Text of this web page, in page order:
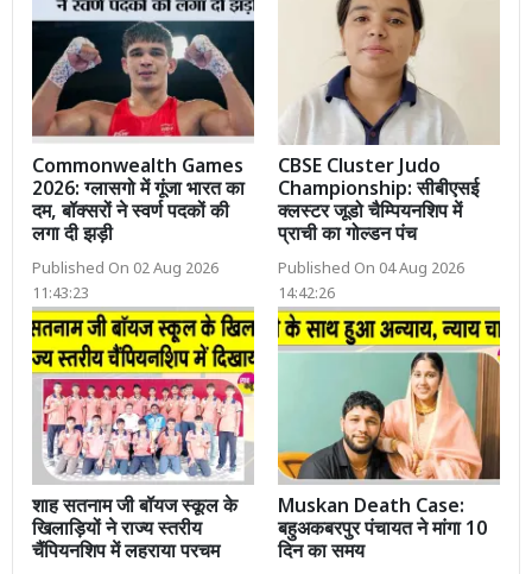
Commonwealth Games
2026: ग्लासगो में गूंजा भारत का
दम, बॉक्सरों ने स्वर्ण पदकों की
लगा दी झड़ी
Published On 02 Aug 2026
11:43:23
CBSE Cluster Judo
Championship: सीबीएसई
क्लस्टर जूडो चैम्पियनशिप में
प्राची का गोल्डन पंच
Published On 04 Aug 2026
14:42:26
शाह सतनाम जी बॉयज स्कूल के
खिलाड़ियों ने राज्य स्तरीय
चैंपियनशिप में लहराया परचम
Muskan Death Case:
बहुअकबरपुर पंचायत ने मांगा 10
दिन का समय